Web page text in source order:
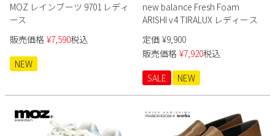
MOZ レインブーツ 9701 レディ
ース
販売価格 ¥7,590税込
NEW
new balance Fresh Foam
ARISHI v4 TIRALUX レディース
定価 ¥9,900
販売価格 ¥7,920税込
SALE
NEW